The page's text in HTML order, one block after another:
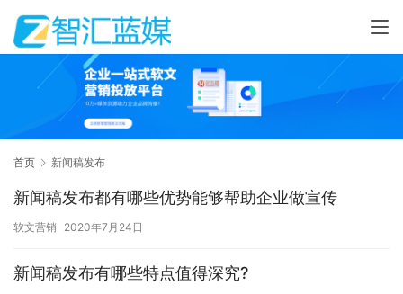
首页 新闻稿发布
新闻稿发布都有哪些优势能够帮助企业做宣传
软文营销 2020年7月24日
新闻稿发布有哪些特点值得深究?